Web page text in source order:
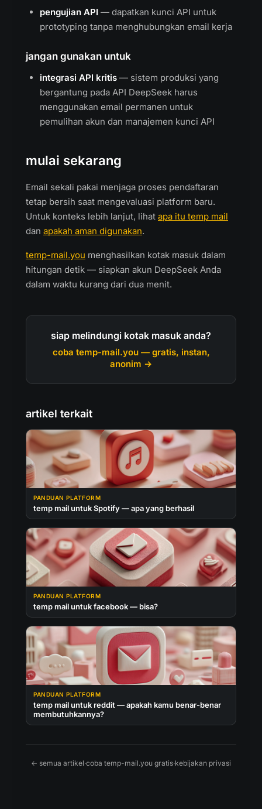
pengujian API — dapatkan kunci API untuk
prototyping tanpa menghubungkan email kerja
jangan gunakan untuk
integrasi API kritis — sistem produksi yang
bergantung pada API DeepSeek harus
menggunakan email permanen untuk
pemulihan akun dan manajemen kunci API
mulai sekarang
Email sekali pakai menjaga proses pendaftaran
tetap bersih saat mengevaluasi platform baru.
Untuk konteks lebih lanjut, lihat apa itu temp mail
dan apakah aman digunakan.
temp-mail.you menghasilkan kotak masuk dalam
hitungan detik — siapkan akun DeepSeek Anda
dalam waktu kurang dari dua menit.
siap melindungi kotak masuk anda?
coba temp-mail.you — gratis, instan,
anonim →
artikel terkait
PANDUAN PLATFORM
temp mail untuk Spotify — apa yang berhasil
PANDUAN PLATFORM
temp mail untuk facebook — bisa?
PANDUAN PLATFORM
temp mail untuk reddit — apakah kamu benar-benar
membutuhkannya?
← semua artikel·coba temp-mail.you gratis·kebijakan privasi